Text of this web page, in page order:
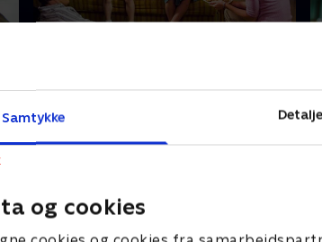
Samtykke
og cookies
rivaliserende seriemorder, kaldet
Isbil-morderen, kontakter ham.